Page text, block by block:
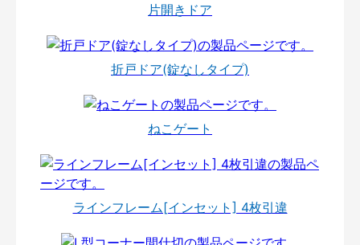
片開きドア
折戸ドア(錠なしタイプ)
ねこゲート
ラインフレーム[インセット] 4枚引違